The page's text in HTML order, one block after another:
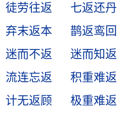
徒劳往返 七返还丹
弃末返本
鹊返鸾回
迷而不返
迷而知返
流连忘返
积重难返
计无返顾
极重难返